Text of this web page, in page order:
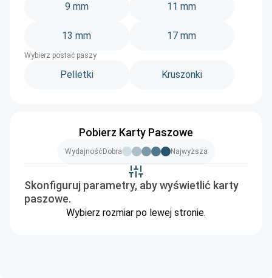
9 mm 11 mm
13 mm 17 mm
Wybierz postać paszy
Pelletki Kruszonki
Pobierz Karty Paszowe
Wydajność Dobra Najwyższa
Skonfiguruj parametry, aby wyświetlić karty
paszowe.
Wybierz rozmiar po lewej stronie.